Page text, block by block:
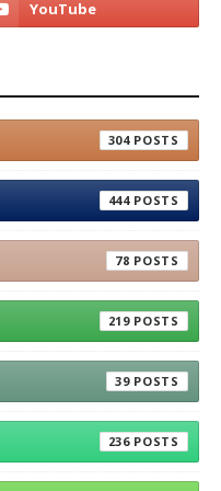
304
444
78
219
39
236